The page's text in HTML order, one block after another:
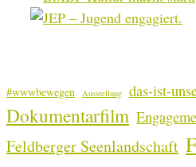
#wwwbewegen Ausstellung das-ist-
Dokumentarfilm
Feldberger Seenlandschaft